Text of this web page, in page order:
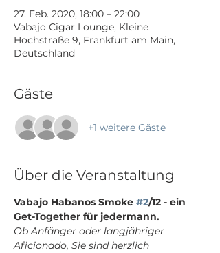
27. Feb. 2020, 18:00 – 22:00
Vabajo Cigar Lounge, Kleine
Hochstraße 9, Frankfurt am Main,
Deutschland
Gäste
+1 weitere Gäste
Über die Veranstaltung
Vabajo Habanos Smoke #2/12 - ein
Get-Together für jedermann.
Ob Anfänger oder langjähriger
Aficionado, Sie sind herzlich